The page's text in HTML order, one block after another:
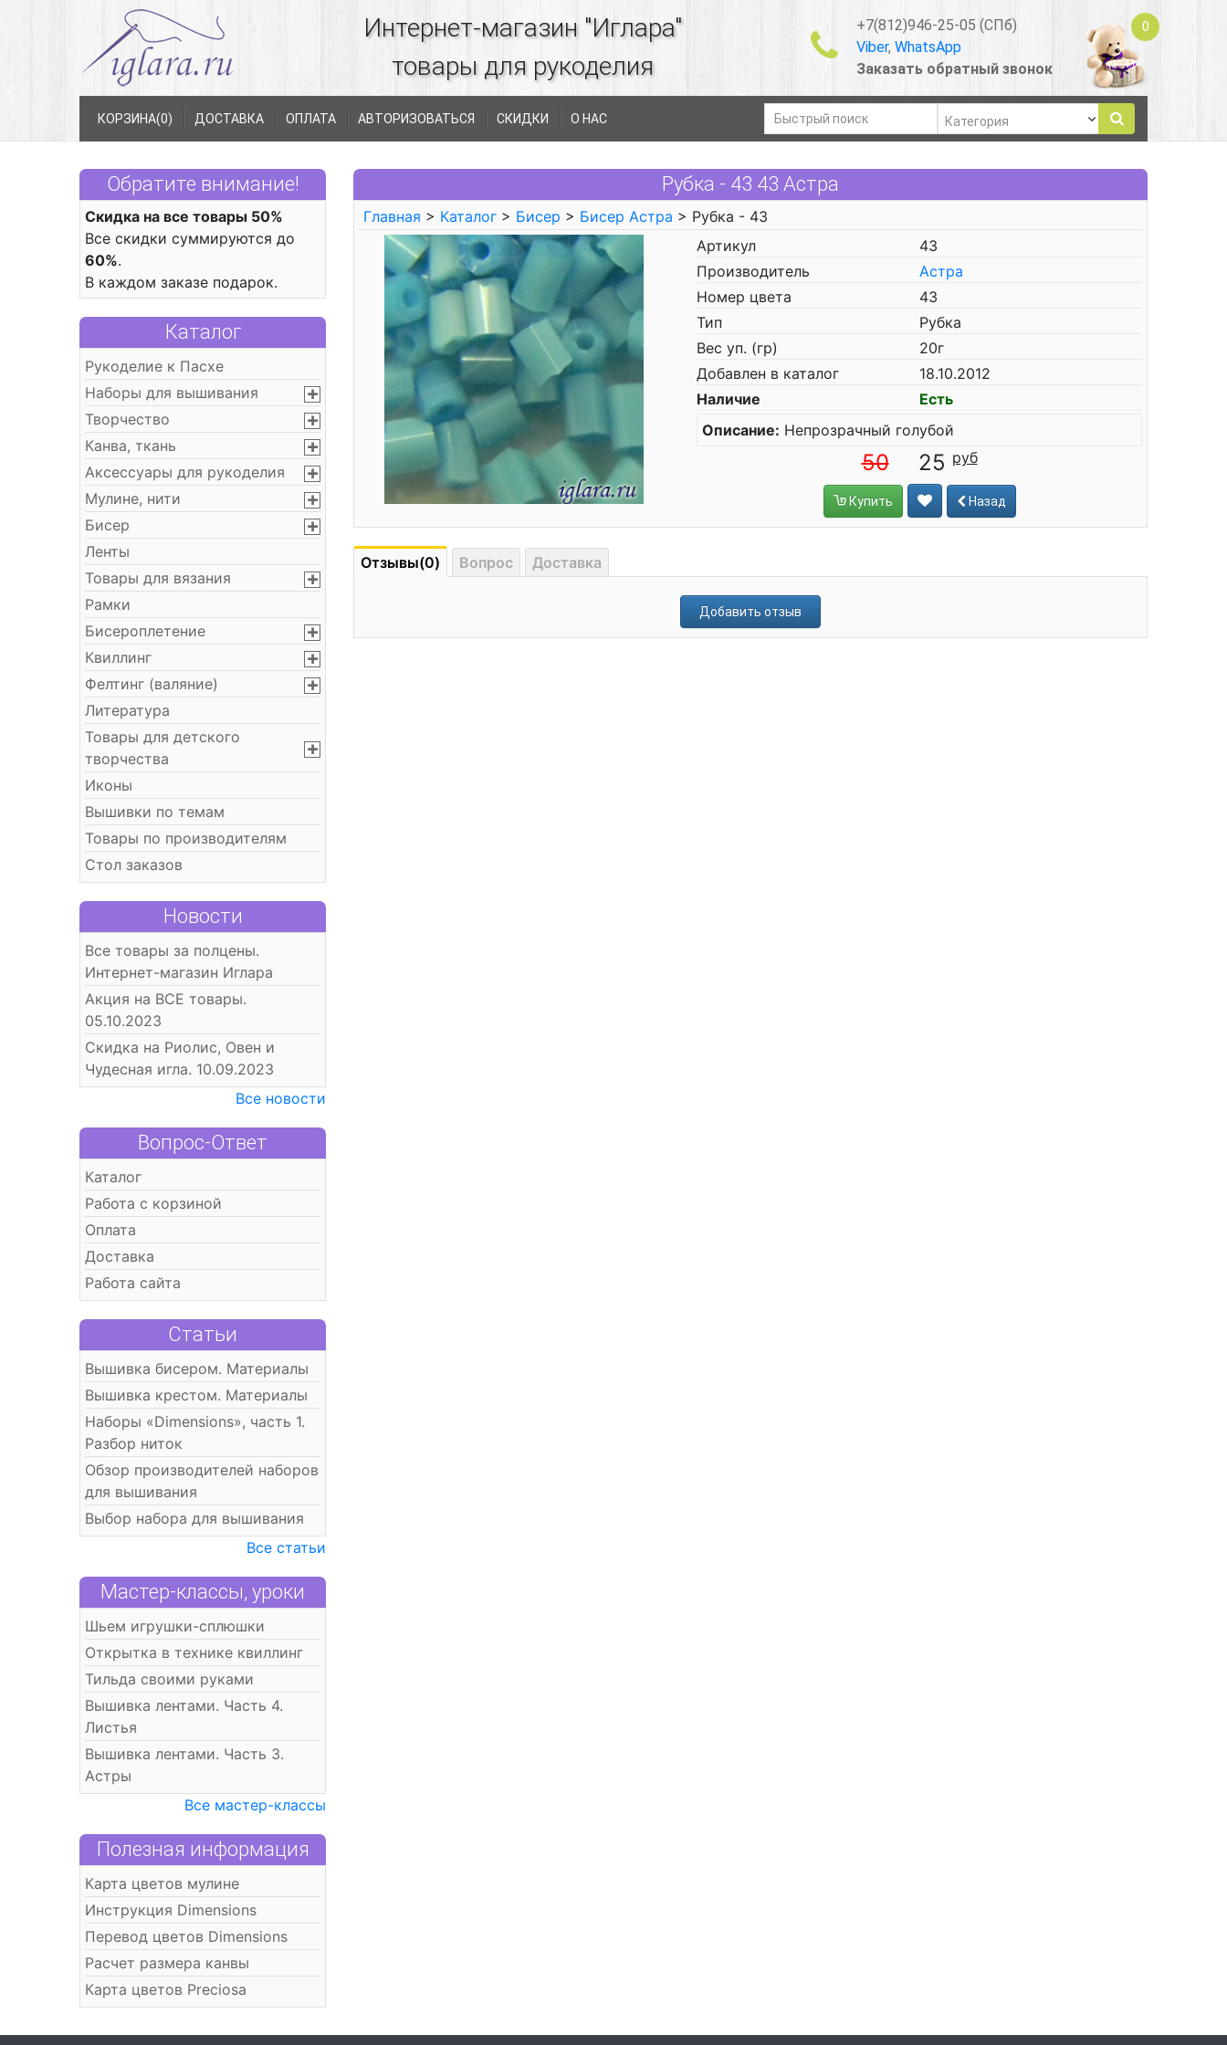
Интернет-магазин "Иглара"
товары для рукоделия
+7(812)946-25-05 (СПб)
Viber, WhatsApp
Заказать обратный звонок
0
КОРЗИНА(0) ДОСТАВКА ОПЛАТА АВТОРИЗОВАТЬСЯ СКИДКИ О НАС
Обратите внимание!
Скидка на все товары 50%
Все скидки суммируются до
60%.
В каждом заказе подарок.
Каталог
Рукоделие к Пасхе
Наборы для вышивания
Творчество
Канва, ткань
Аксессуары для рукоделия
Мулине, нити
Бисер
Ленты
Товары для вязания
Рамки
Бисероплетение
Квиллинг
Фелтинг (валяние)
Литература
Товары для детского
творчества
Иконы
Вышивки по темам
Товары по производителям
Стол заказов
Новости
Все товары за полцены.
Интернет-магазин Иглара
Акция на ВСЕ товары.
05.10.2023
Скидка на Риолис, Овен и
Чудесная игла. 10.09.2023
Все новости
Вопрос-Ответ
Каталог
Работа с корзиной
Оплата
Доставка
Работа сайта
Статьи
Вышивка бисером. Материалы
Вышивка крестом. Материалы
Наборы «Dimensions», часть 1.
Разбор ниток
Обзор производителей наборов
для вышивания
Выбор набора для вышивания
Все статьи
Мастер-классы, уроки
Шьем игрушки-сплюшки
Открытка в технике квиллинг
Тильда своими руками
Вышивка лентами. Часть 4.
Листья
Вышивка лентами. Часть 3.
Астры
Все мастер-классы
Полезная информация
Карта цветов мулине
Инструкция Dimensions
Перевод цветов Dimensions
Расчет размера канвы
Карта цветов Preciosa
Рубка - 43 43 Астра
Главная > Каталог > Бисер > Бисер Астра > Рубка - 43
Артикул
43
Производитель
Астра
Номер цвета
43
Тип
Рубка
Вес уп. (гр)
20г
Добавлен в каталог
18.10.2012
Наличие
Есть
Описание: Непрозрачный голубой
50 25
Купить Назад
Отзывы(0) Вопрос Доставка
Добавить отзыв